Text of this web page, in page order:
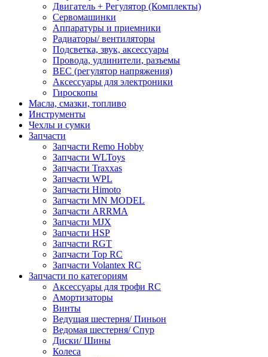
Двигатель + Регулятор (Комплекты)
Сервомашинки
Аппаратуры и приемники
Радиаторы/ вентиляторы
Подсветка, звук, аксессуары
Провода, удлинители, разъемы
BEC (регулятор напряжения)
Аксессуары для электроники
Гироскопы
Масла, смазки, топливо
Инструменты
Чехлы и сумки
Запчасти
Запчасти Remo Hobby
Запчасти WLToys
Запчасти Traxxas
Запчасти WPL
Запчасти Himoto
Запчасти MN MODEL
Запчасти ARRMA
Запчасти MJX
Запчасти HSP
Запчасти RGT
Запчасти Top RC
Запчасти Volantex RC
Запчасти по категориям
Аксессуары для трофи RC
Амортизаторы
Винты
Ведущая шестерня/ Пиньон
Ведомая шестерня/ Спур
Диски/ Шины
Колеса